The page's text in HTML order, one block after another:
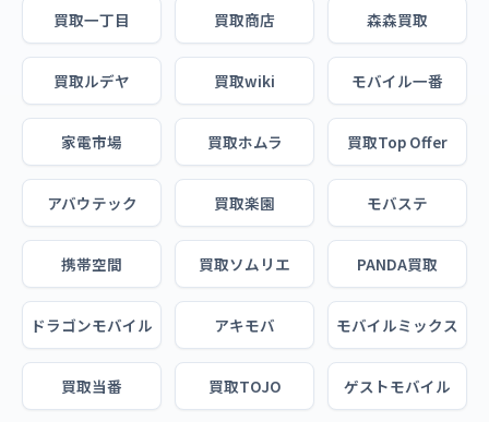
買取一丁目 買取商店 森森買取
買取ルデヤ 買取wiki モバイル一番
家電市場 買取ホムラ 買取Top Offer
アバウテック 買取楽園 モバステ
携帯空間 買取ソムリエ PANDA買取
ドラゴンモバイル アキモバ モバイルミックス
買取当番 買取TOJO ゲストモバイル